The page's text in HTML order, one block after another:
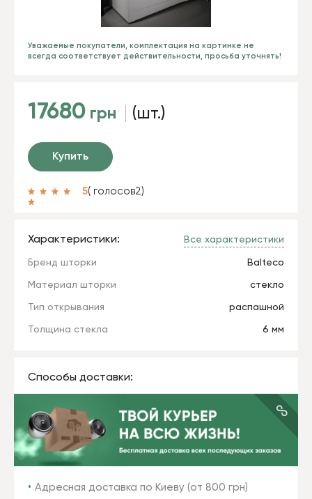
Уважаемые покупатели, комплектация на картинке не
всегда соответствует действительности, просьба уточнять!
17680 грн (шт.)
Купить
5( голосов2)
Характеристики: Все характеристики
Бренд шторки Balteco
Материал шторки стекло
Тип открывания распашной
Толщина стекла 6 мм
Способы доставки:
Адресная доставка по Киеву (от 800 грн)